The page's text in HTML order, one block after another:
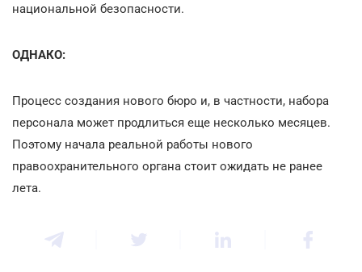
национальной безопасности.
ОДНАКО:
Процесс создания нового бюро и, в частности, набора
персонала может продлиться еще несколько месяцев.
Поэтому начала реальной работы нового
правоохранительного органа стоит ожидать не ранее
лета.